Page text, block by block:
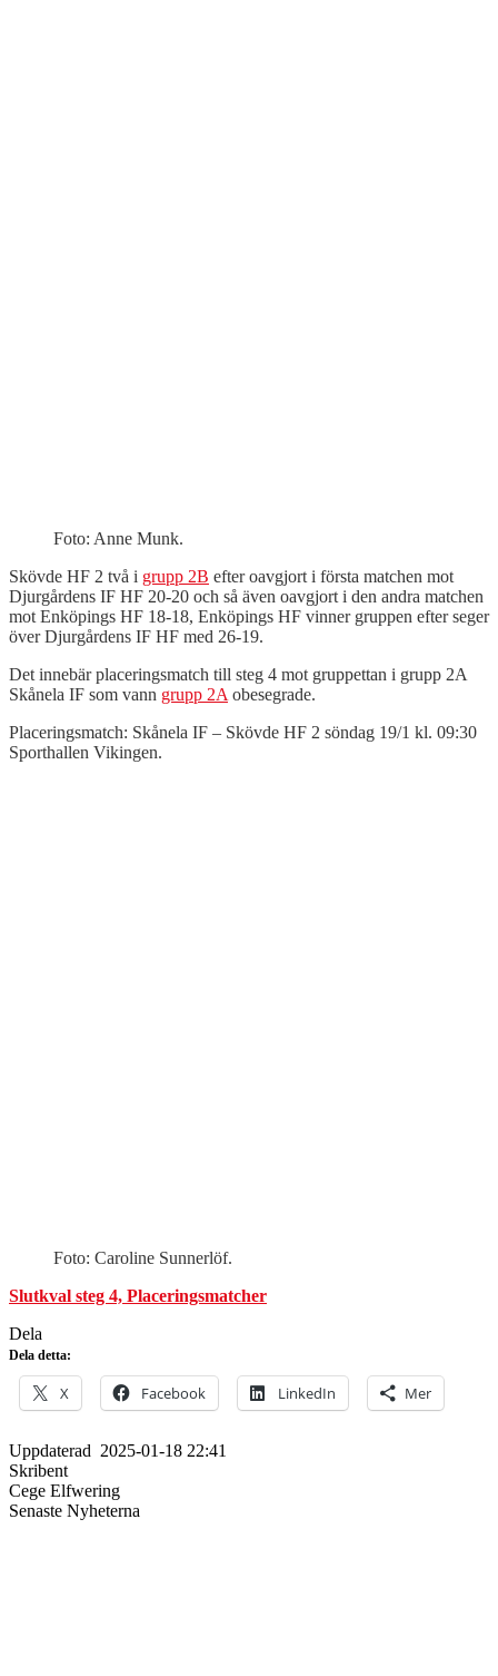
Foto: Anne Munk.
Skövde HF 2 två i grupp 2B efter oavgjort i första matchen mot
Djurgårdens IF HF 20-20 och så även oavgjort i den andra matchen
mot Enköpings HF 18-18, Enköpings HF vinner gruppen efter seger
över Djurgårdens IF HF med 26-19.
Det innebär placeringsmatch till steg 4 mot gruppettan i grupp 2A
Skånela IF som vann grupp 2Aobesegrade.
Placeringsmatch: Skånela IF – Skövde HF 2 söndag 19/1 kl. 09:30
Sporthallen Vikingen.
Foto: Caroline Sunnerlöf.
Slutkval steg 4, Placeringsmatcher
Dela
Dela detta:
X Facebook LinkedIn Mer
Uppdaterad 2025-01-18 22:41
Skribent
Cege Elfwering
Senaste Nyheterna